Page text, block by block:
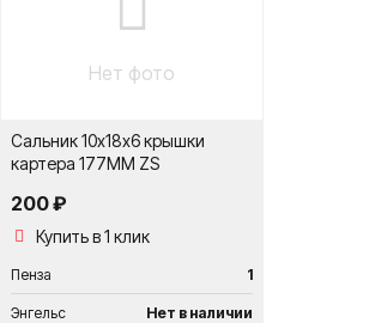
Нет фото
Сальник 10х18х6 крышки
картера 177MM ZS
200 ₽
Купить в 1 клик
Пенза 1
Энгельс Нет в наличии